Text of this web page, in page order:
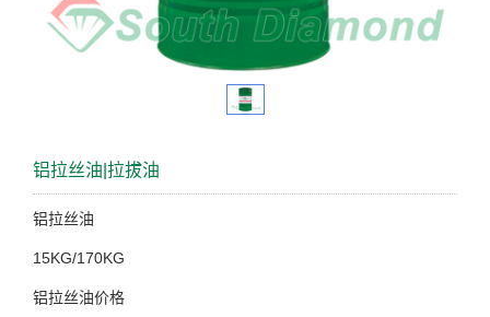
铝拉丝油|拉拔油
铝拉丝油
15KG/170KG
铝拉丝油价格